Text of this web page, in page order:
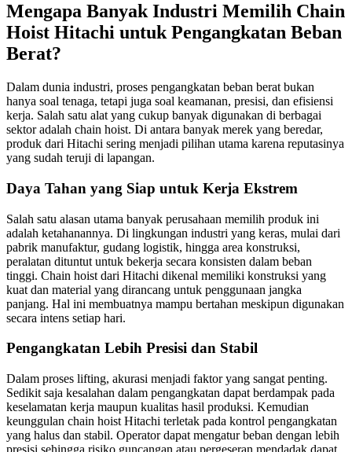
Mengapa Banyak Industri Memilih Chain
Hoist Hitachi untuk Pengangkatan Beban
Berat?
Dalam dunia industri, proses pengangkatan beban berat bukan
hanya soal tenaga, tetapi juga soal keamanan, presisi, dan efisiensi
kerja. Salah satu alat yang cukup banyak digunakan di berbagai
sektor adalah chain hoist. Di antara banyak merek yang beredar,
produk dari Hitachi sering menjadi pilihan utama karena reputasinya
yang sudah teruji di lapangan.
Daya Tahan yang Siap untuk Kerja Ekstrem
Salah satu alasan utama banyak perusahaan memilih produk ini
adalah ketahanannya. Di lingkungan industri yang keras, mulai dari
pabrik manufaktur, gudang logistik, hingga area konstruksi,
peralatan dituntut untuk bekerja secara konsisten dalam beban
tinggi. Chain hoist dari Hitachi dikenal memiliki konstruksi yang
kuat dan material yang dirancang untuk penggunaan jangka
panjang. Hal ini membuatnya mampu bertahan meskipun digunakan
secara intens setiap hari.
Pengangkatan Lebih Presisi dan Stabil
Dalam proses lifting, akurasi menjadi faktor yang sangat penting.
Sedikit saja kesalahan dalam pengangkatan dapat berdampak pada
keselamatan kerja maupun kualitas hasil produksi. Kemudian
keunggulan chain hoist Hitachi terletak pada kontrol pengangkatan
yang halus dan stabil. Operator dapat mengatur beban dengan lebih
presisi sehingga risiko guncangan atau pergeseran mendadak dapat